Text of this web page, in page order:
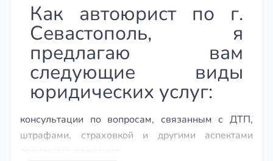
Как автоюрист по г.
Севастополь, я
предлагаю вам
следующие виды
юридических услуг:
консультации по вопросам, связанным с ДТП,
штрафами, страховкой и другими аспектами